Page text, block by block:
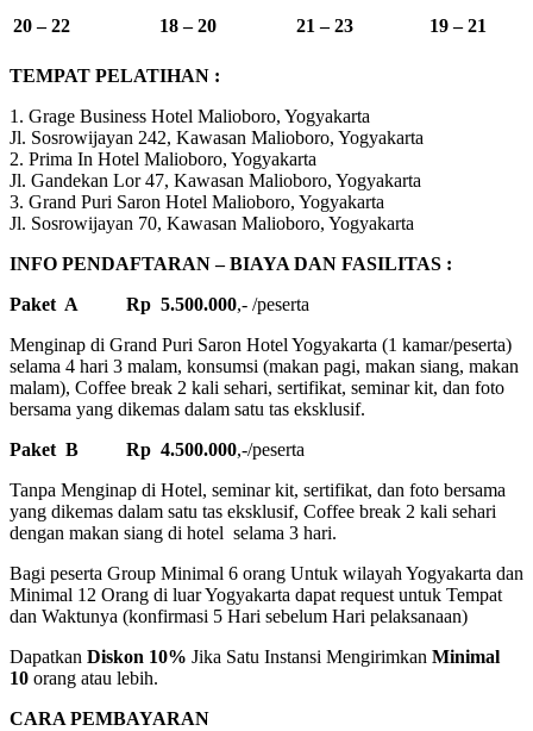
20 – 22
18 – 20 21 – 23 19 – 21
TEMPAT PELATIHAN :
1. Grage Business Hotel Malioboro, Yogyakarta
Jl. Sosrowijayan 242, Kawasan Malioboro, Yogyakarta
2. Prima In Hotel Malioboro, Yogyakarta
Jl. Gandekan Lor 47, Kawasan Malioboro, Yogyakarta
3. Grand Puri Saron Hotel Malioboro, Yogyakarta
Jl. Sosrowijayan 70, Kawasan Malioboro, Yogyakarta
INFO PENDAFTARAN – BIAYA DAN FASILITAS :
Paket A Rp 5.500.000,- /peserta
Menginap di Grand Puri Saron Hotel Yogyakarta (1 kamar/peserta)
selama 4 hari 3 malam, konsumsi (makan pagi, makan siang, makan
malam), Coffee break 2 kali sehari, sertifikat, seminar kit, dan foto
bersama yang dikemas dalam satu tas eksklusif.
Paket B Rp 4.500.000,-/peserta
Tanpa Menginap di Hotel, seminar kit, sertifikat, dan foto bersama
yang dikemas dalam satu tas eksklusif, Coffee break 2 kali sehari
dengan makan siang di hotel selama 3 hari.
Bagi peserta Group Minimal 6 orang Untuk wilayah Yogyakarta dan
Minimal 12 Orang di luar Yogyakarta dapat request untuk Tempat
dan Waktunya (konfirmasi 5 Hari sebelum Hari pelaksanaan)
Dapatkan Diskon 10% Jika Satu Instansi Mengirimkan Minimal
10 orang atau lebih.
CARA PEMBAYARAN